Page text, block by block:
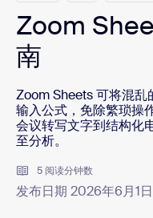
Zoom
南
Zoom Sheets 可将混
输入公式，免除繁琐操
会议转写文字到结构化
至分析。
5 阅读分钟数
发布日期 2026年6月1日